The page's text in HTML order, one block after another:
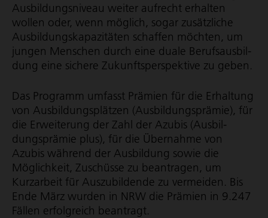
Ausbil­dungs­ni­veau weiter aufrecht erhalten
wollen oder, wenn möglich, sogar zusätzliche
Ausbil­dungs­ka­pa­zi­täten schaffen möchten, um
jungen Menschen durch eine duale Berufs­aus­bil­
dung eine sichere Zukunfts­per­spek­tive zu geben.
Das Programm umfasst Prämien für die Erhaltung
von Ausbil­dungs­plätzen (Ausbil­dungs­prämie), für
die Erweiterung der Zahl der Azubis (Ausbil­
dungs­prämie plus), für die Übernahme von
Azubis während der Ausbildung sowie die
Möglichkeit, Zuschüsse zu beantragen, um
Kurzarbeit für Auszubildende zu vermeiden. Bis
Ende März wurden in NRW die Prämien in 9.247
Fällen erfolgreich beantragt.